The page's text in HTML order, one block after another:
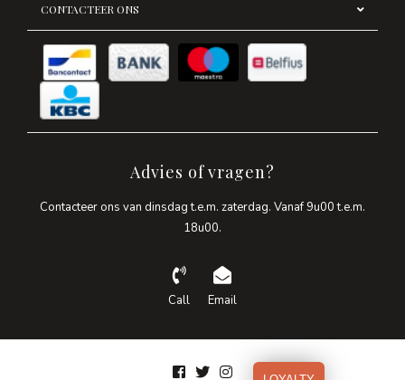
CONTACTEER ONS
Advies of vragen?
Contacteer ons van dinsdag t.e.m. zaterdag. Vanaf 9u00 t.e.m.
18u00.
Call Email